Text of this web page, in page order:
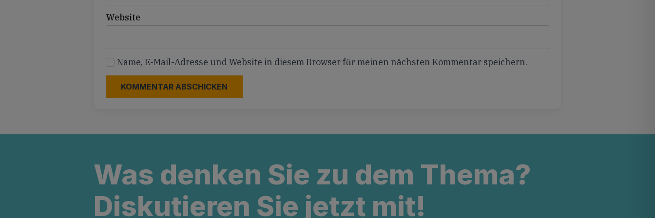
Website
Name, E-Mail-Adresse und Website in diesem Browser für meinen nächsten Kommentar speichern.
Was denken Sie zu dem Thema?
Diskutieren Sie jetzt mit!